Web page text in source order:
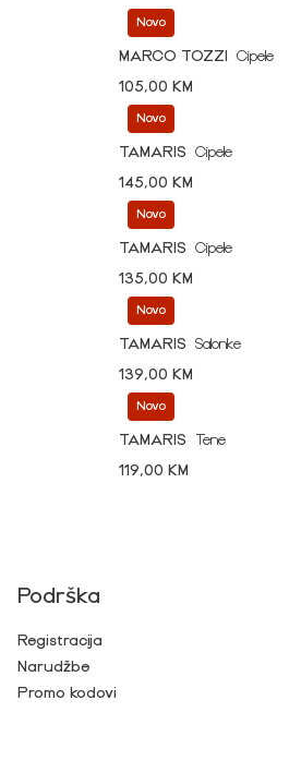
Novo
MARCO TOZZI
Cipele
105,00 KM
Novo
TAMARIS
Cipele
145,00 KM
Novo
TAMARIS
Cipele
135,00 KM
Novo
TAMARIS
Salonke
139,00 KM
Novo
TAMARIS
Tene
119,00 KM
Podrška
Registracija
Narudžbe
Promo kodovi